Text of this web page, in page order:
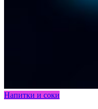
Напитки и соки